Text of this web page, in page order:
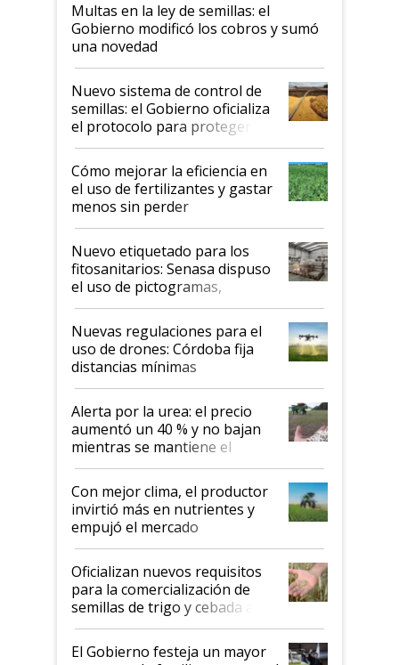
Multas en la ley de semillas: el
Gobierno modificó los cobros y sumó
una novedad
Nuevo sistema de control de
semillas: el Gobierno oficializa
el protocolo para proteger la
propiedad intelectual
Cómo mejorar la eficiencia en
el uso de fertilizantes y gastar
menos sin perder
productividad en la campaña
fina
Nuevo etiquetado para los
fitosanitarios: Senasa dispuso
el uso de pictogramas,
palabras de advertencia e
indicaciones
Nuevas regulaciones para el
uso de drones: Córdoba fija
distancias mínimas
Alerta por la urea: el precio
aumentó un 40 % y no bajan
mientras se mantiene el
conflicto en Medio Oriente
Con mejor clima, el productor
invirtió más en nutrientes y
empujó el mercado
Oficializan nuevos requisitos
para la comercialización de
semillas de trigo y cebada a
granel
El Gobierno festeja un mayor